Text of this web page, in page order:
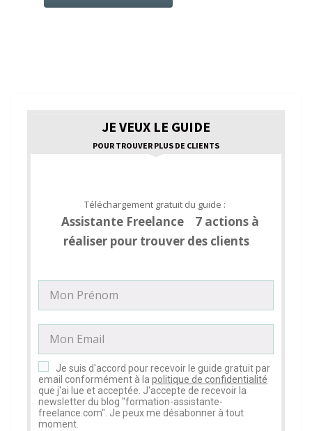
JE VEUX LE GUIDE
POUR TROUVER PLUS DE CLIENTS
Téléchargement gratuit du guide :
Assistante Freelance 7 actions à
réaliser pour trouver des clients
Je suis d'accord pour recevoir le guide gratuit par
email conformément à la politique de confidentialité
que j'ai lue et acceptée. J'accepte de recevoir la
newsletter du blog "formation-assistante-
freelance.com". Je peux me désabonner à tout
moment.